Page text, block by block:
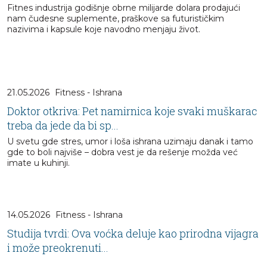
Fitnes industrija godišnje obrne milijarde dolara prodajući
nam čudesne suplemente, praškove sa futurističkim
nazivima i kapsule koje navodno menjaju život.
21.05.2026 Fitness - Ishrana
Doktor otkriva: Pet namirnica koje svaki muškarac
treba da jede da bi sp...
U svetu gde stres, umor i loša ishrana uzimaju danak i tamo
gde to boli najviše – dobra vest je da rešenje možda već
imate u kuhinji.
14.05.2026 Fitness - Ishrana
Studija tvrdi: Ova voćka deluje kao prirodna vijagra
i može preokrenuti...